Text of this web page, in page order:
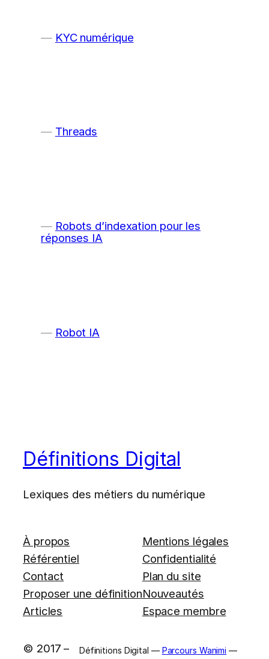
KYC numérique
Threads
Robots d’indexation pour les
réponses IA
Robot IA
Définitions Digital
Lexiques des métiers du numérique
À propos
Référentiel
Contact
Proposer une définition
Articles
Mentions légales
Confidentialité
Plan du site
Nouveautés
Espace membre
© 2017 –
Définitions Digital — Parcours Wanimi —